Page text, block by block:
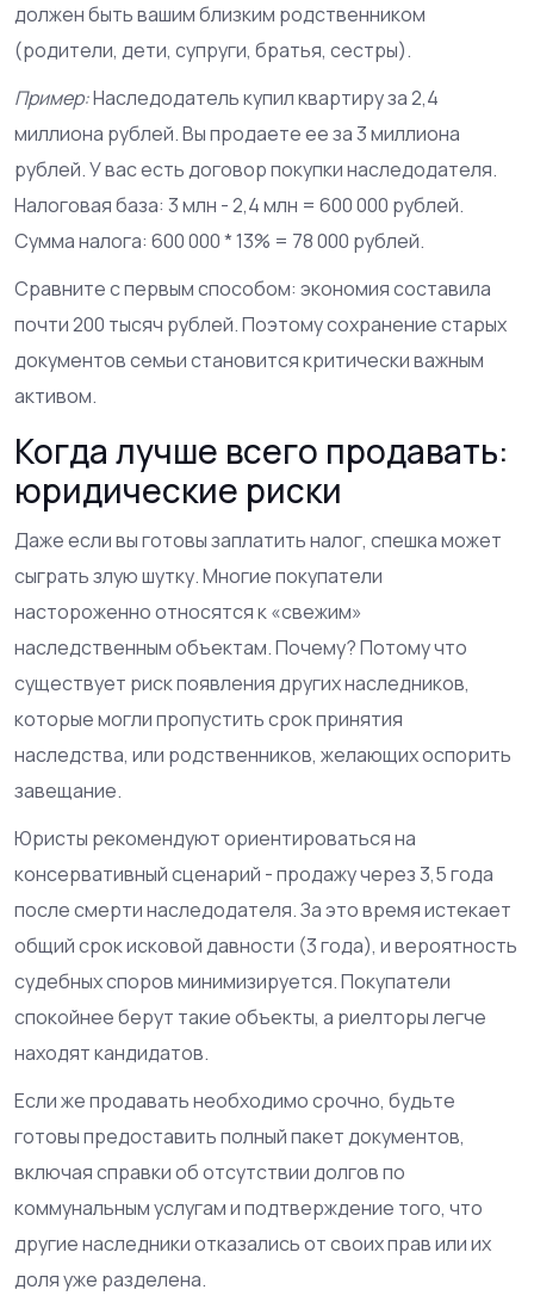
должен быть вашим близким родственником
(родители, дети, супруги, братья, сестры).
Пример:Наследодатель купил квартиру за 2,4
миллиона рублей. Вы продаете ее за 3 миллиона
рублей. У вас есть договор покупки наследодателя.
Налоговая база: 3 млн - 2,4 млн = 600 000 рублей.
Сумма налога: 600 000 * 13% = 78 000 рублей.
Сравните с первым способом: экономия составила
почти 200 тысяч рублей. Поэтому сохранение старых
документов семьи становится критически важным
активом.
Когда лучше всего продавать:
юридические риски
Даже если вы готовы заплатить налог, спешка может
сыграть злую шутку. Многие покупатели
настороженно относятся к «свежим»
наследственным объектам. Почему? Потому что
существует риск появления других наследников,
которые могли пропустить срок принятия
наследства, или родственников, желающих оспорить
завещание.
Юристы рекомендуют ориентироваться на
консервативный сценарий - продажу через 3,5 года
после смерти наследодателя. За это время истекает
общий срок исковой давности (3 года), и вероятность
судебных споров минимизируется. Покупатели
спокойнее берут такие объекты, а риелторы легче
находят кандидатов.
Если же продавать необходимо срочно, будьте
готовы предоставить полный пакет документов,
включая справки об отсутствии долгов по
коммунальным услугам и подтверждение того, что
другие наследники отказались от своих прав или их
доля уже разделена.